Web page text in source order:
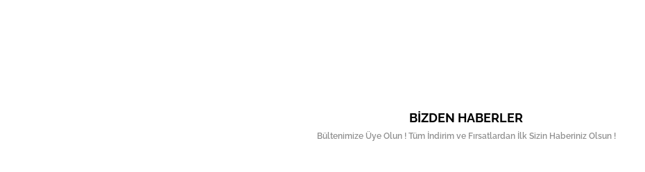
BIZDEN HABERLER
Bültenimize Üye Olun ! Tüm İndirim ve Fırsatlardan İlk Sizin Haberiniz Olsun !